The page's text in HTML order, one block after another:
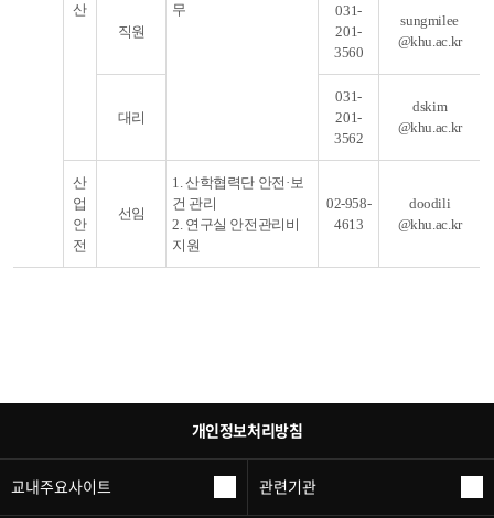
산
무
직원
031-
201-
3560
sungmilee
@khu.ac.kr
대리
031-
201-
3562
dskim
@khu.ac.kr
산
업
안
전
선임
1. 산학협력단 안전·보
건 관리
2. 연구실 안전관리비
지원
02-958-
4613
doodili
@khu.ac.kr
개인정보처리방침
교내주요사이트 관련기관